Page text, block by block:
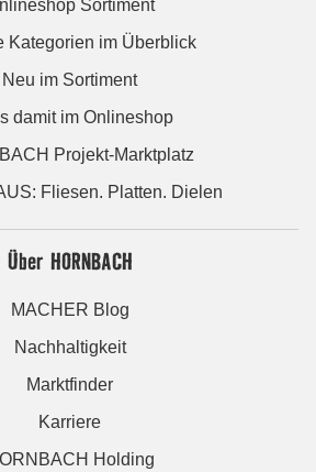
Sortiment
Kategorien im Überblick
Neu im Sortiment
damit im Onlineshop
Projekt-Marktplatz
Fliesen. Platten. Dielen
Über HORNBACH
MACHER Blog
Nachhaltigkeit
Marktfinder
Karriere
Holding